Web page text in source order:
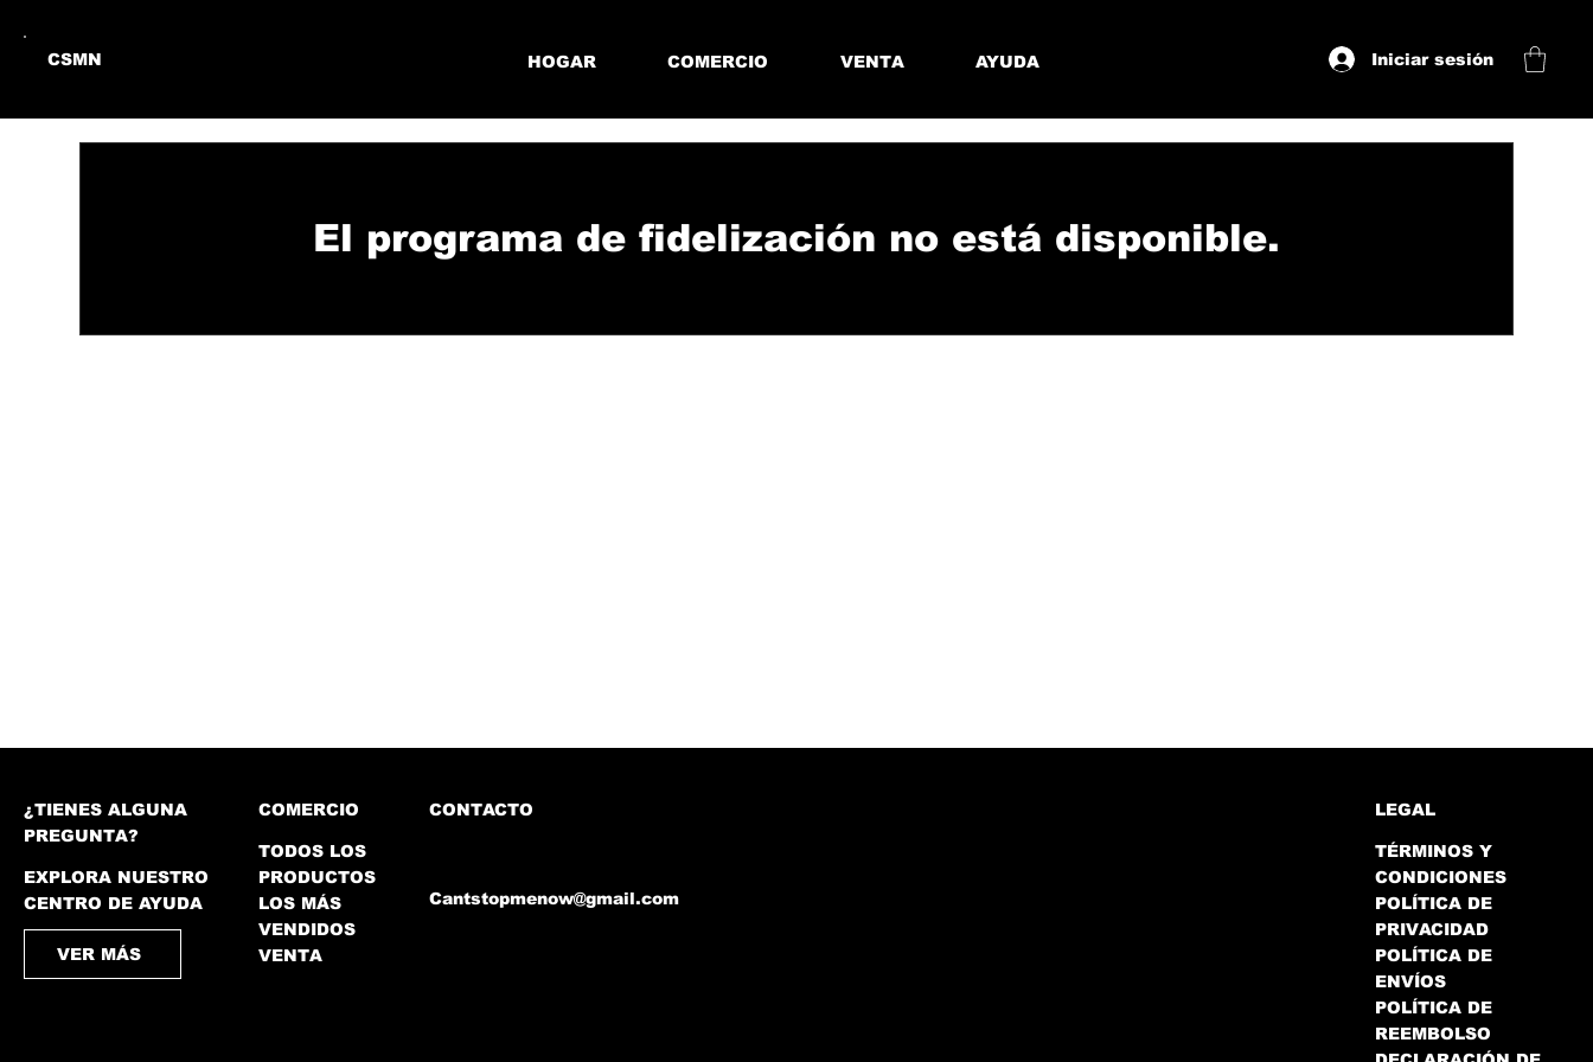
CSMN HOGAR COMERCIO VENTA AYUDA Iniciar sesión
El programa de fidelización no está disponible.
¿TIENES ALGUNA
PREGUNTA?
EXPLORA NUESTRO
CENTRO DE AYUDA
VER MÁS
COMERCIO
TODOS LOS
PRODUCTOS
LOS MÁS
VENDIDOS
VENTA
CONTACTO
Cantstopmenow@gmail.com
LEGAL
TÉRMINOS Y
CONDICIONES
POLÍTICA DE
PRIVACIDAD
POLÍTICA DE
ENVÍOS
POLÍTICA DE
REEMBOLSO